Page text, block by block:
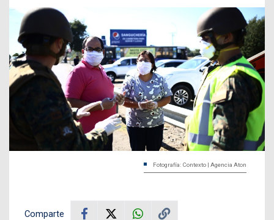
Fotografía: Contexto | Agencia Aton
Comparte